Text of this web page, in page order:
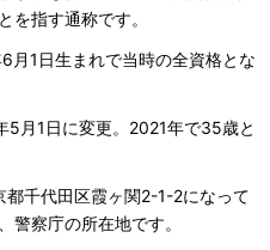
を指す通称です。
1日生まれで当時の全資格とな
月1日に変更。2021年で35歳と
千代田区霞ヶ関2-1-2になって
警察庁の所在地です。